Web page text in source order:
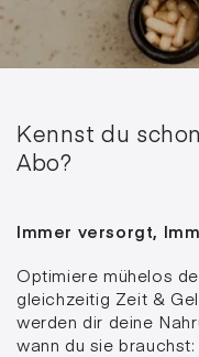
Kennst du
Abo?
Immer versorgt,
Optimiere mühelos
gleichzeitig Zeit &
werden dir deine
wann du sie brauchst: